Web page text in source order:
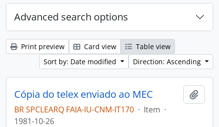
Advanced search options
Print preview Card view
Table view
Sort by: Date modified
Direction: Ascending
Cópia do telex enviado ao MEC
BR SPCLEARQ FAIA-IU-CNM-IT170 · Item ·
1981-10-26